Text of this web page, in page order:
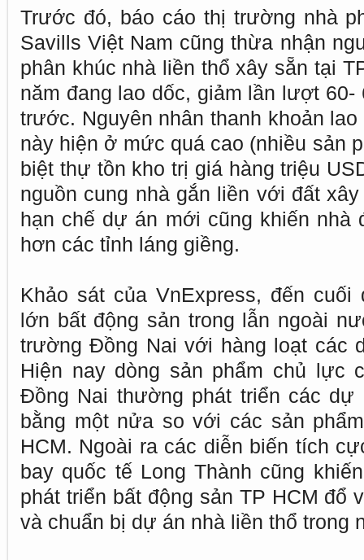
Trước đó, báo cáo thị trường nhà
Savills Việt Nam cũng thừa nhận
phân khúc nhà liền thổ xây sẵn tại
năm đang lao dốc, giảm lần lượt
trước. Nguyên nhân thanh khoản
này hiện ở mức quá cao (nhiều sản
biệt thự tồn kho trị giá hàng triệu
nguồn cung nhà gắn liền với đất
hạn chế dự án mới cũng khiến
hơn các tỉnh láng giềng.
Khảo sát của VnExpress, đến
lớn bất động sản trong lẫn ngoài
trường Đồng Nai với hàng loạt các
Hiện nay dòng sản phẩm chủ lực
Đồng Nai thường phát triển các
bằng một nửa so với các sản
HCM. Ngoài ra các diễn biến tích
bay quốc tế Long Thành cũng
phát triển bất động sản TP HCM đổ
và chuẩn bị dự án nhà liền thổ trong